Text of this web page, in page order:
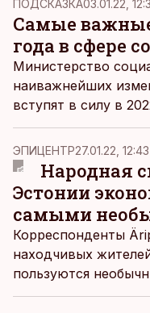
ПОДСКАЗКА03.01.22,
Самые
года в сфере
Министерство
наиважнейших
вступят в силу в
ЭПИЦЕНТР27.01.22, 12:43
Народная
Эстонии
самыми
Корреспонденты
находчивых
пользуются
энергии. Кто-то